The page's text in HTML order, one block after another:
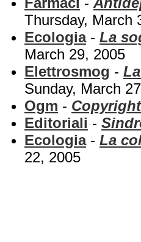
Thursday, March
Ecologia- La
March 29, 2005
Elettrosmog -
Sunday, March
Ogm -
Editoriali -
Ecologia- La
22, 2005